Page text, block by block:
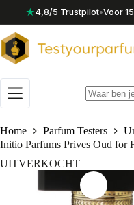
inhoud
★4,8/5 Trustpilot•Voor
Home
Parfum Testers
Initio Parfums Prives Oud for
UITVERKOCHT